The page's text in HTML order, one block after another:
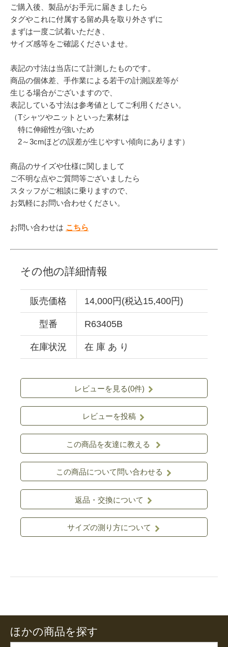
ご購入後、製品がお手元に届きましたら
タグやこれに付属する留め具を取り外さずに
まずは一度ご試着いただき、
サイズ感等をご確認くださいませ。
表記の寸法は当店にて計測したものです。
商品の個体差、手作業による若干の計測誤差等が
生じる場合がございますので、
表記している寸法は参考値としてご利用ください。
（Tシャツやニットといった素材は
特に伸縮性が強いため
2～3cmほどの誤差が生じやすい傾向にあります）
商品のサイズや仕様に関しまして
ご不明な点やご質問等ございましたら
スタッフがご相談に乗りますので、
お気軽にお問い合わせください。
お問い合わせは こちら
その他の詳細情報
販売価格 14,000円(税込15,400円)
型番 R63405B
在庫状況 在 庫 あ り
レビューを見る(0件)
レビューを投稿
この商品を友達に教える
この商品について問い合わせる
返品・交換について
サイズの測り方について
ほかの商品を探す